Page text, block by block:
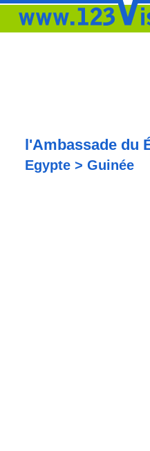
l'Ambassade du
Egypte > Guinée